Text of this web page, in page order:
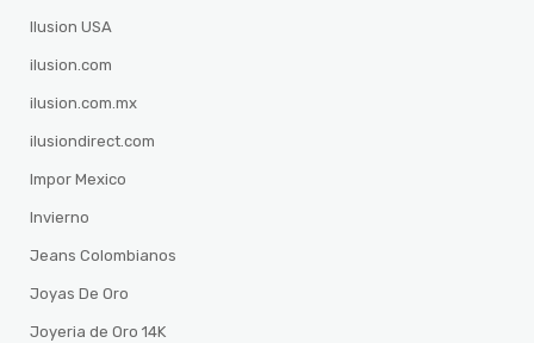
Ilusion USA
ilusion.com
ilusion.com.mx
ilusiondirect.com
Impor Mexico
Invierno
Jeans Colombianos
Joyas De Oro
Joyeria de Oro 14K